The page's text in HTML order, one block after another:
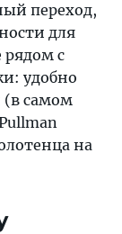
переход,
для
с
удобно
(в самом
на